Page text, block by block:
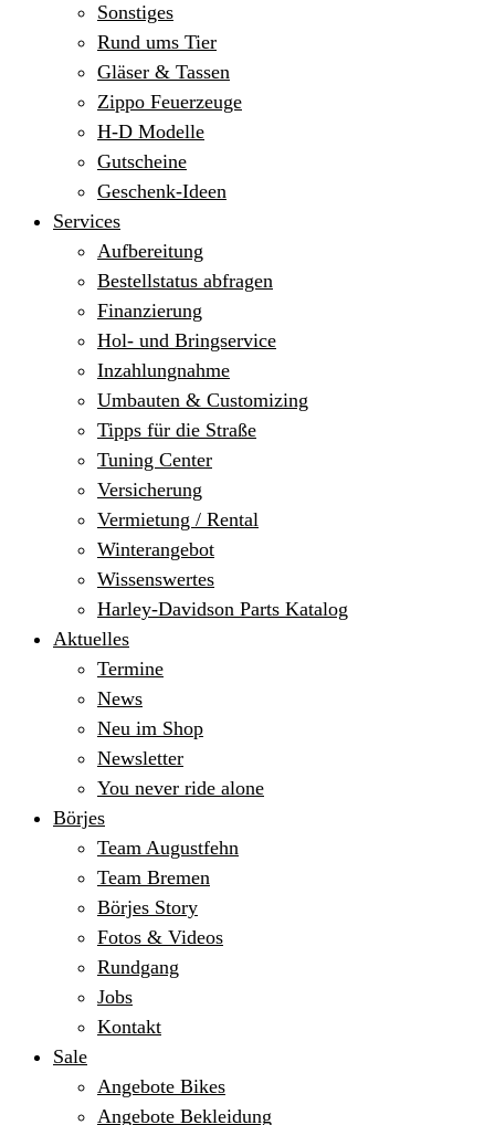
Sonstiges
Rund ums Tier
Gläser & Tassen
Zippo Feuerzeuge
H-D Modelle
Gutscheine
Geschenk-Ideen
Services
Aufbereitung
Bestellstatus abfragen
Finanzierung
Hol- und Bringservice
Inzahlungnahme
Umbauten & Customizing
Tipps für die Straße
Tuning Center
Versicherung
Vermietung / Rental
Winterangebot
Wissenswertes
Harley-Davidson Parts Katalog
Aktuelles
Termine
News
Neu im Shop
Newsletter
You never ride alone
Börjes
Team Augustfehn
Team Bremen
Börjes Story
Fotos & Videos
Rundgang
Jobs
Kontakt
Sale
Angebote Bikes
Angebote Bekleidung